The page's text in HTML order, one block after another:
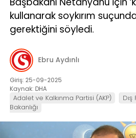
kullanarak soykırım
gerektiğini söyledi.
Ebru Aydınlı
Giriş: 25-09-2025
Kaynak: DHA
Adalet ve Kalkınma Partisi (AKP) Dış
Bakanlığı